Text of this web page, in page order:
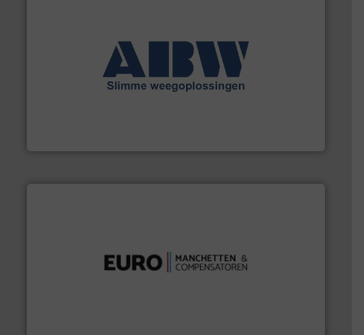
geautomatiseerde weegoplossingen.Meer info ➜